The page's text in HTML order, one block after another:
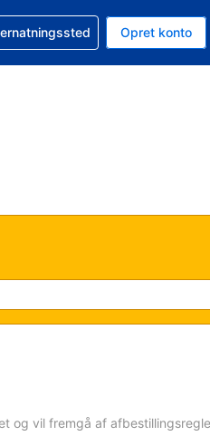
er Danske kroner
sprog er Dansk
booking Opret konto
og vil fremgå af